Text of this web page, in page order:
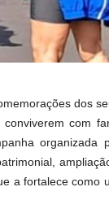
dos
com
a fortalece como